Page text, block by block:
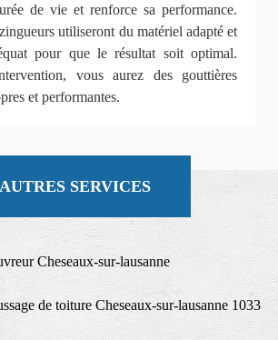
de vie et renforce sa performance.
utiliseront du matériel adapté et
pour que le résultat soit optimal.
vous aurez des gouttières
et performantes.
AUTRES SERVICES
Cheseaux-sur-lausanne
de toiture Cheseaux-sur-lausanne 1033